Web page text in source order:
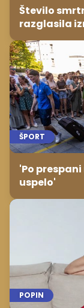
Število
razglasila
ŠPORT
'Po
uspelo'
POPIN